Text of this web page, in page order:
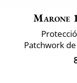
Marone
Patchwork